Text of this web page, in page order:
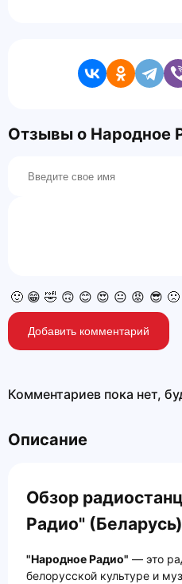
Отзывы о Народное
🙂 😁 🤣 🙃 😊 😍 😐 😡 😎 🙁
Добавить комментарий
Комментариев пока нет,
Описание
Обзор
Радио" (Беларусь)
"Народное Радио" — это
белорусской культуре и